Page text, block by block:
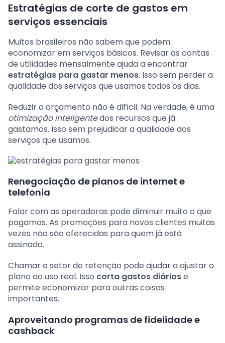
Estratégias de corte de gastos em
serviços essenciais
Muitos brasileiros não sabem que podem
economizar em serviços básicos. Revisar as contas
de utilidades mensalmente ajuda a encontrar
estratégias para gastar menos. Isso sem perder a
qualidade dos serviços que usamos todos os dias.
Reduzir o orçamento não é difícil. Na verdade, é uma
otimização inteligentedos recursos que já
gastamos. Isso sem prejudicar a qualidade dos
serviços que usamos.
Renegociação de planos de internet e
telefonia
Falar com as operadoras pode diminuir muito o que
pagamos. As promoções para novos clientes muitas
vezes não são oferecidas para quem já está
assinado.
Chamar o setor de retenção pode ajudar a ajustar o
plano ao uso real. Isso corta gastos diáriose
permite economizar para outras coisas
importantes.
Aproveitando programas de fidelidade e
cashback